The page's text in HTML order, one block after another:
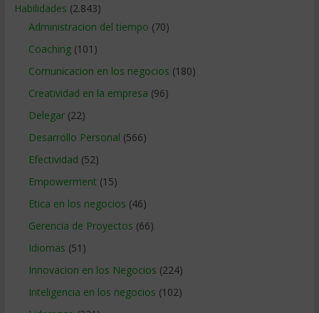
Habilidades (2.843)
Administracion del tiempo (70)
Coaching(101)
Comunicacion en los negocios (180)
Creatividad en la empresa (96)
Delegar(22)
Desarrollo Personal (566)
Efectividad (52)
Empowerment (15)
Etica en los negocios (46)
Gerencia de Proyectos (66)
Idiomas (51)
Innovacion en los Negocios (224)
Inteligencia en los negocios (102)